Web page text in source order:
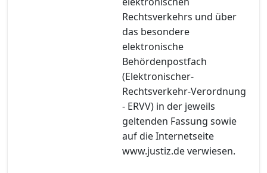
Rechtsverkehrs und über
das besondere
elektronische
Behördenpostfach
(Elektronischer-
Rechtsverkehr-Verordnung
- ERVV) in der jeweils
geltenden Fassung sowie
auf die Internetseite
www.justiz.de verwiesen.